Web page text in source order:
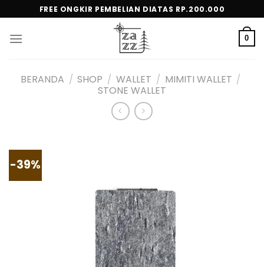
to
content
FREE ONGKIR PEMBELIAN DIATAS RP.200.000
0
BERANDA / SHOP / WALLET / MIMITI WALLET /
STONE WALLET
-39%